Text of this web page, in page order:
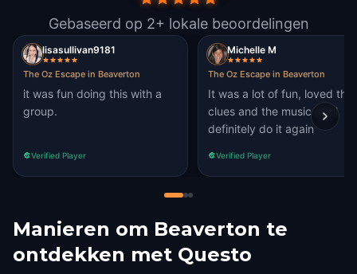
Gebaseerd op 2+ lokale beoordelingen
lisasullivan9181
The Oz Escape in Beaverton
it was fun doing this with a
group.
Verified Player
Michelle M
The Oz Escape in Beaverton
It was a lot of fun, loved the
clues and the music.We'll
definitely do it again
Verified Player
Manieren om Beaverton te
ontdekken met Questo